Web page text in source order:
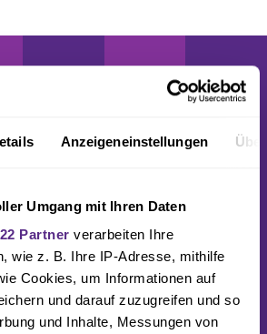
Anzeigeneinstellungen
Umgang mit Ihren Daten
Partner verarbeiten Ihre
wie z. B. Ihre IP-Adresse, mithilfe
Cookies, um Informationen auf
und darauf zuzugreifen und so
und Inhalte, Messungen von
&